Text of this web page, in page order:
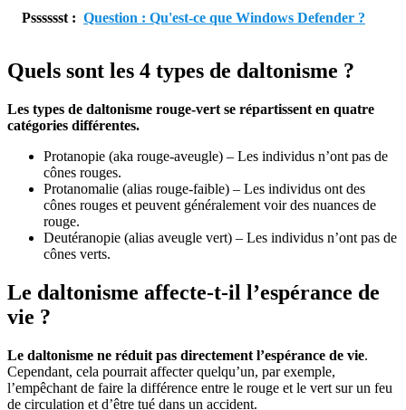
Psssssst : Question : Qu'est-ce que Windows Defender ?
Quels sont les 4 types de daltonisme ?
Les types de daltonisme rouge-vert se répartissent en quatre
catégories différentes.
Protanopie (aka rouge-aveugle) – Les individus n’ont pas de
cônes rouges.
Protanomalie (alias rouge-faible) – Les individus ont des
cônes rouges et peuvent généralement voir des nuances de
rouge.
Deutéranopie (alias aveugle vert) – Les individus n’ont pas de
cônes verts.
Le daltonisme affecte-t-il l’espérance de
vie ?
Le daltonisme ne réduit pas directement l’espérance de vie.
Cependant, cela pourrait affecter quelqu’un, par exemple,
l’empêchant de faire la différence entre le rouge et le vert sur un feu
de circulation et d’être tué dans un accident.